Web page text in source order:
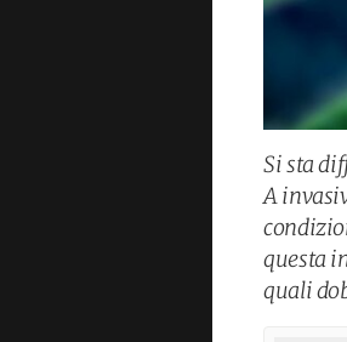
Si sta
A
questa
quali